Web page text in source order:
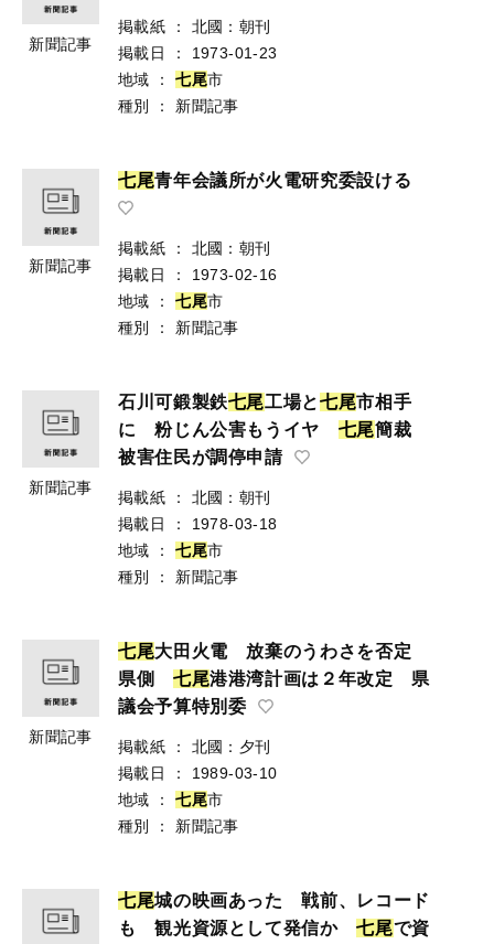
新聞記事
掲載紙 ：
北國：朝刊
掲載日
：
1973-01-23
地域
： 七尾市
種別
： 新聞記事
新聞記事
七尾青年会議所が火電研究委設ける
掲載紙 ：
北國：朝刊
掲載日
：
1973-02-16
地域
： 七尾市
種別
： 新聞記事
新聞記事
石川可鍛製鉄七尾工場と七尾市相手
に 粉じん公害もうイヤ 七尾簡裁
被害住民が調停申請
掲載紙 ：
北國：朝刊
掲載日
：
1978-03-18
地域
： 七尾市
種別
： 新聞記事
新聞記事
七尾大田火電 放棄のうわさを否定
県側 七尾港港湾計画は２年改定 県
議会予算特別委
掲載紙 ：
北國：夕刊
掲載日
：
1989-03-10
地域
： 七尾市
種別
： 新聞記事
七尾城の映画あった 戦前、レコード
も 観光資源として発信か七尾で資